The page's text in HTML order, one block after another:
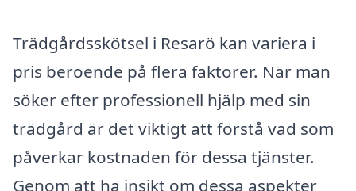
Trädgårdsskötsel i Resarö kan variera i
pris beroende på flera faktorer. När man
söker efter professionell hjälp med sin
trädgård är det viktigt att förstå vad som
påverkar kostnaden för dessa tjänster.
Genom att ha insikt om dessa aspekter